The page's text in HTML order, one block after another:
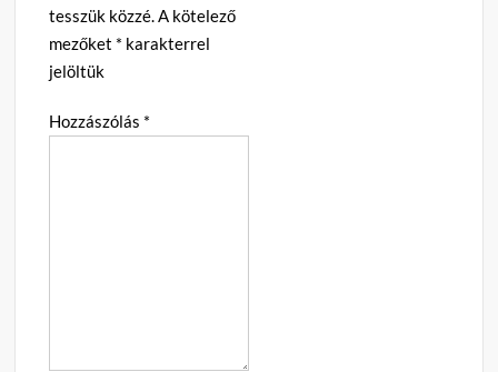
tesszük közzé.A kötelező
mezőket * karakterrel
jelöltük
Hozzászólás *